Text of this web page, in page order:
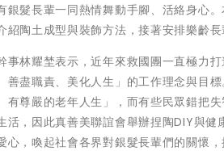
銀髮長輩一同熱情舞動手腳、活絡身心
紹陶土成型與裝飾方法，接著安排樂齡長
事林耀埜表示，近年來救國團一直極力
善盡職責、美化人生」的工作理念與目
有尊嚴的老年人生」，而有些民眾錯把
活，因此真善美聯誼會舉辦捏陶DIY與
心，喚起社會各界對銀髮長輩們的關懷